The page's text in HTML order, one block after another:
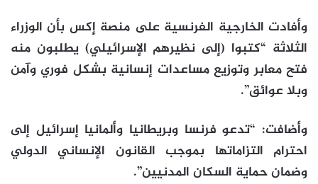
وأفادت الخارجية الفرنسية على منصة إكس بأن الوزراء
الثلاثة “كتبوا (إلى نظيرهم الإسرائيلي) يطلبون منه
فتح معابر وتوزيع مساعدات إنسانية بشكل فوري وآمن
وبلا عوائق”.
وأضافت: “تدعو فرنسا وبريطانيا وألمانيا إسرائيل إلى
احترام التزاماتها بموجب القانون الإنساني الدولي
وضمان حماية السكان المدنيين”.